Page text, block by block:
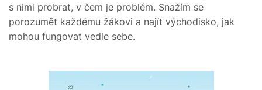
s nimi probrat, v čem je problém. Snažím se
porozumět každému žákovi a najít východisko, jak
mohou fungovat vedle sebe.